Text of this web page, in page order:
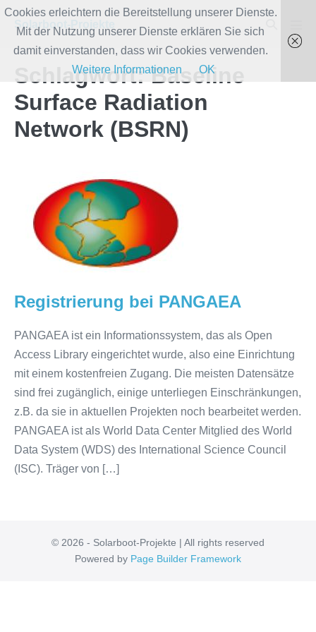
Zum
Inhalt
springen
Solarboot-Projekte
Schalter
Schlagwort:Baseline
Surface Radiation
Network (BSRN)
Registrierung
PANGAEA
Registrierung bei PANGAEA
PANGAEA ist ein Informationssystem, das als Open
Access Library eingerichtet wurde, also eine Einrichtung
mit einem kostenfreien Zugang. Die meisten Datensätze
sind frei zugänglich, einige unterliegen Einschränkungen,
z.B. da sie in aktuellen Projekten noch bearbeitet werden.
PANGAEA ist als World Data Center Mitglied des World
Data System (WDS) des International Science Council
(ISC). Träger von […]
© 2026 - Solarboot-Projekte | All rights reserved
Powered by Page Builder Framework
Cookies erleichtern die Bereitstellung unserer Dienste.
Mit der Nutzung unserer Dienste erklären Sie sich
damit einverstanden, dass wir Cookies verwenden.
Weitere Informationen
OK